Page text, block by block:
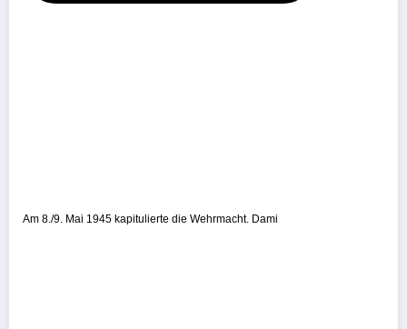
Am 8./9. Mai 1945 kapitulierte die Wehrmacht. Dami